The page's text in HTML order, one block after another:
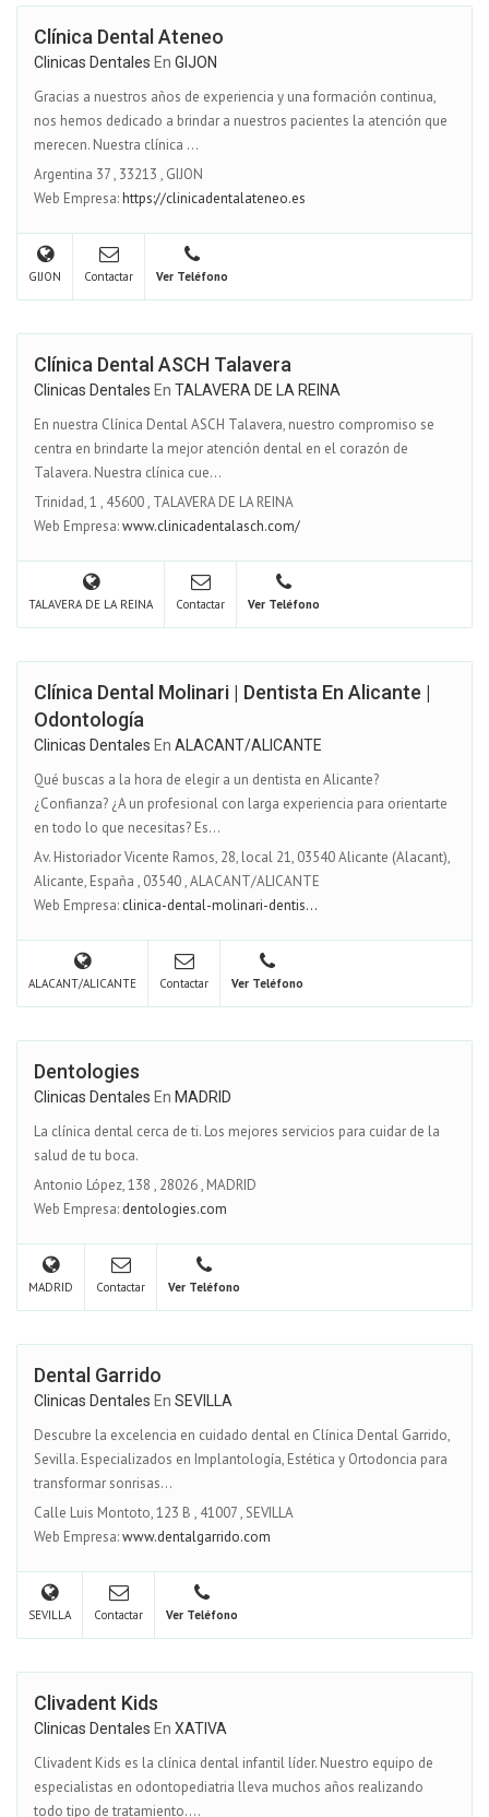
Clínica Dental Ateneo
Clinicas Dentales En GIJON
Gracias a nuestros años de experiencia y una formación continua,
nos hemos dedicado a brindar a nuestros pacientes la atención que
merecen. Nuestra clínica ...
Argentina 37, 33213 , GIJON
Web Empresa:https://clinicadentalateneo.es
GIJON Contactar Ver Teléfono
Clínica Dental ASCH Talavera
Clinicas Dentales En TALAVERA DE LA REINA
En nuestra Clínica Dental ASCH Talavera, nuestro compromiso se
centra en brindarte la mejor atención dental en el corazón de
Talavera. Nuestra clínica cue...
Trinidad, 1 , 45600, TALAVERA DE LA REINA
Web Empresa:www.clinicadentalasch.com/
TALAVERA DE LA REINA Contactar Ver Teléfono
Clínica Dental Molinari | Dentista En Alicante |
Odontología
Clinicas Dentales En ALACANT/ALICANTE
Qué buscas a la hora de elegir a un dentista en Alicante?
¿Confianza? ¿A un profesional con larga experiencia para orientarte
en todo lo que necesitas? Es...
Av. Historiador Vicente Ramos, 28, local 21, 03540 Alicante (Alacant),
Alicante, España , 03540,ALACANT/ALICANTE
Web Empresa: clinica-dental-molinari-dentis...
ALACANT/ALICANTE Contactar Ver Teléfono
Dentologies
Clinicas Dentales En MADRID
La clínica dental cerca de ti. Los mejores servicios para cuidar de la
salud de tu boca.
Antonio López, 138 , 28026, MADRID
Web Empresa: dentologies.com
MADRID Contactar Ver Teléfono
Dental Garrido
Clinicas Dentales En SEVILLA
Descubre la excelencia en cuidado dental en Clínica Dental Garrido,
Sevilla. Especializados en Implantología, Estética y Ortodoncia para
transformar sonrisas...
Calle Luis Montoto, 123 B , 41007,SEVILLA
Web Empresa:www.dentalgarrido.com
SEVILLA Contactar Ver Teléfono
Clivadent Kids
Clinicas Dentales En XATIVA
Clivadent Kids es la clínica dental infantil líder. Nuestro equipo de
especialistas en odontopediatria lleva muchos años realizando
todo tipo de tratamiento....